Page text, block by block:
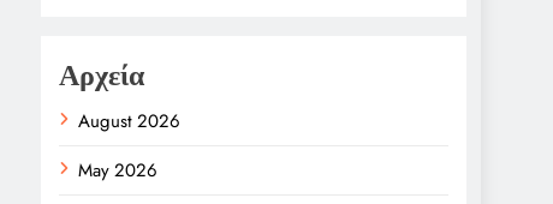
Αρχεία
August 2026
May 2026